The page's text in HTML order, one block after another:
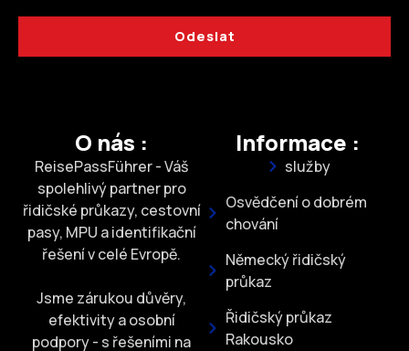
Odeslat
O nás :
ReisePassFührer - Váš
spolehlivý partner pro
řidičské průkazy, cestovní
pasy, MPU a identifikační
řešení v celé Evropě.
Jsme zárukou důvěry,
efektivity a osobní
podpory - s řešeními na
Informace :
služby
Osvědčení o dobrém
chování
Německý řidičský
průkaz
Řidičský průkaz
Rakousko